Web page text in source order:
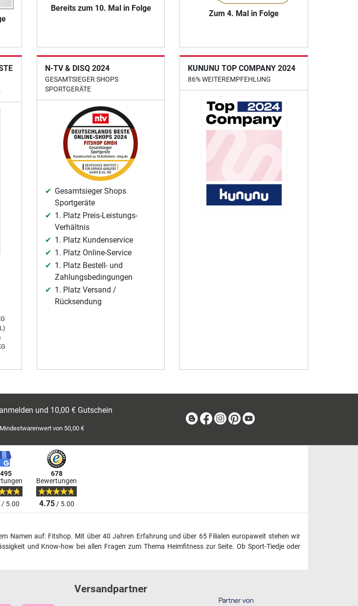
Bereits zum 10. Mal in Folge
Zum 4. Mal in Folge
N-TV & DISQ 2024
GESAMTSIEGER SHOPS
SPORTGERÄTE
Gesamtsieger Shops
Sportgeräte
1. Platz Preis-Leistungs-
Verhältnis
1. Platz Kundenservice
1. Platz Online-Service
1. Platz Bestell- und
Zahlungsbedingungen
1. Platz Versand /
Rücksendung
KUNUNU TOP COMPANY 2024
86% WEITEREMPFEHLUNG
und 10,00 € Gutschein
von 50,00 €
BlogFacebook
Instagram
Pinterest
/ 5.00
678
Bewertungen
4.75/ 5.00
Namen auf: Fitshop. Mit über 40 Jahren Erfahrung und über 65 Filialen europaweit stehen wir
und Know-how bei allen Fragen zum Thema Heimfitness zur Seite. Ob Sport-Tiedje oder
Versandpartner